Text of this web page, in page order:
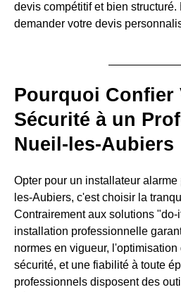
devis compétitif et bien
demander votre devis
Pourquoi Confier
Sécurité à un
Nueil-les-Aubiers
Opter pour un installateur
les-Aubiers, c'est choisir la
Contrairement aux solutions "do-
installation professionnelle
normes en vigueur,
sécurité, et une fiabilité à toute
professionnels disposent des